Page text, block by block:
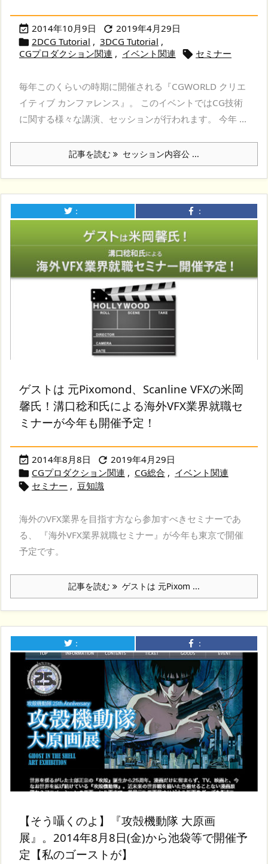
 2014年10月9日  2019年4月29日
 2DCG Tutorial , 3DCG Tutorial ,
CGプロダクション関連 , イベント関連  セミナー
毎年このくらいの時期に開催される『CGWORLD クリエ
イティブ カンファレンス』。 このイベントではCG技術
に関する様々な講演、セッションが行われます。 今年 ...
記事を読む セッション内容公 ...
： ：
ゲストは 元Pixomond、Scanline VFXの米岡
馨氏！溝口稔和氏による海外VFX業界就職セ
ミナーが今年も開催予定！
 2014年8月8日  2019年4月29日
 CGプロダクション関連 , CG総合 , イベント関連
 セミナー , 豆知識
海外のVFX業界を目指す方なら参加すべきセミナーであ
る、 『海外VFX業界就職セミナー』が今年も東京で開催
予定です。
記事を読む ゲストは 元Pixom ...
： ：
【そう囁くのよ】『攻殻機動隊 大原画
展』。2014年8月8日(金)から池袋等で開催予
定【私のゴーストが】